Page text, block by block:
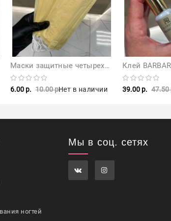
Маски защитные четырехслойные 50 шт (желтые)
6.00 р. 10.00 р.Нет в наличии 39.00 р. 47.50
ногтей
Мы в соц. сетях